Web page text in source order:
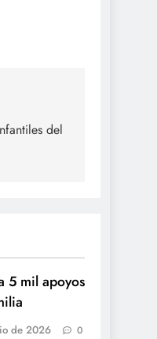
del
5 mil apoyos
de 2026 0